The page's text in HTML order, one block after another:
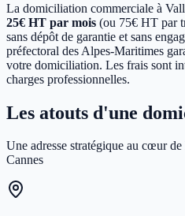
La domiciliation commerciale à
25€ HT par mois (ou 75€ HT par
sans dépôt de garantie et sans
préfectoral des Alpes-Maritimes
votre domiciliation. Les frais sont
charges professionnelles.
Les atouts d'une
Une adresse stratégique au cœur
Cannes